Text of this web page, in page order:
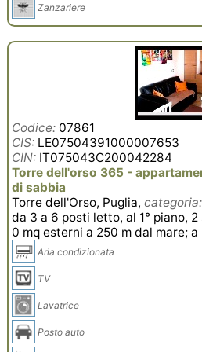
Zanzariere
Codice: 07861
CIS: LE07504391000007653
CIN: IT075043C200042284
Torre dell'orso 365 -
di sabbia
Torre dell'Orso, Puglia,categoria:
da 3 a 6 posti letto, al 1° piano,
0 mq esterni a 250 m dal mare;
Aria condizionata
TV
Lavatrice
Posto auto